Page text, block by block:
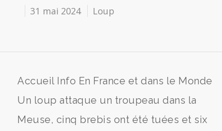
31 mai 2024 Loup
Accueil Info En France et dans le Monde
Un loup attaque un troupeau dans la
Meuse, cinq brebis ont été tuées et six